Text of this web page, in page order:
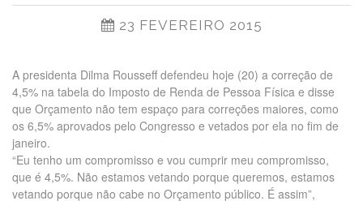
23 FEVEREIRO 2015
A presidenta Dilma Rousseff defendeu hoje (20) a correção de
4,5% na tabela do Imposto de Renda de Pessoa Física e disse
que Orçamento não tem espaço para correções maiores, como
os 6,5% aprovados pelo Congresso e vetados por ela no fim de
janeiro.
“Eu tenho um compromisso e vou cumprir meu compromisso,
que é 4,5%. Não estamos vetando porque queremos, estamos
vetando porque não cabe no Orçamento público. É assim”,